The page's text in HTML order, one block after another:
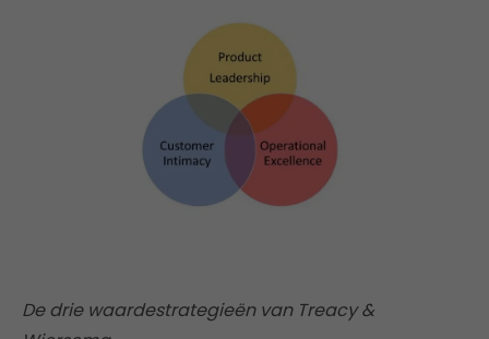
De drie waardestrategieën van Treacy &